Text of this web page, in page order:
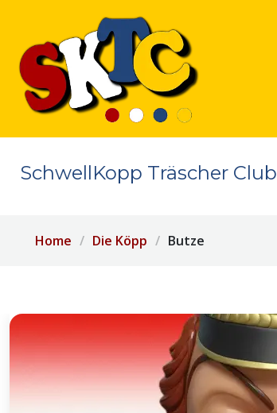
SchwellKopp Träscher Club
Home Die Köpp Butze